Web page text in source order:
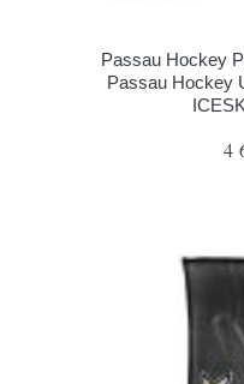
Passau Hockey
Passau Hockey
4